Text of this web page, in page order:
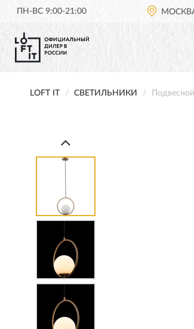
ПН-ВС 9:00-21:00ОФИЦИАЛЬНЫЙ ДИЛЕР
LOFT IT СВЕТИЛЬНИКИ